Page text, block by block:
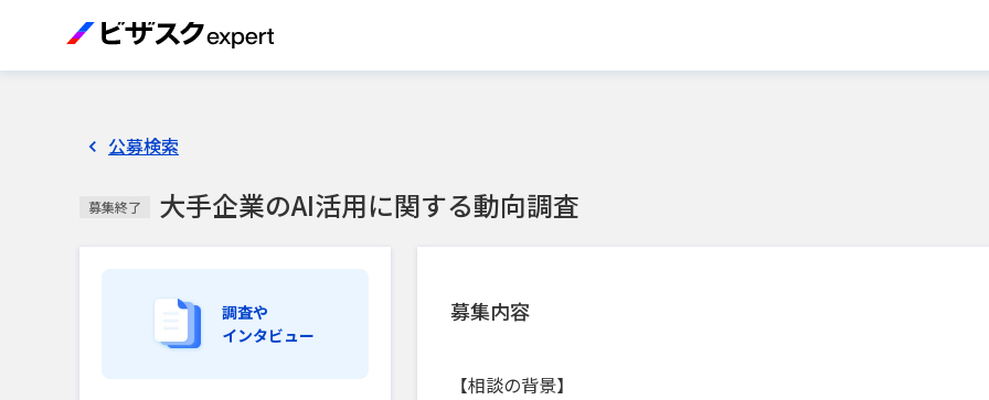
公募検索
募集終了 大手企業のAI活用に関する動向調査
調査や
インタビュー
募集内容
【相談の背景】